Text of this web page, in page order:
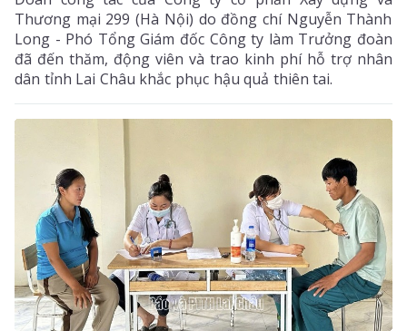
Thương mại 299 (Hà Nội) do đồng chí Nguyễn Thành
Long - Phó Tổng Giám đốc Công ty làm Trưởng đoàn
đã đến thăm, động viên và trao kinh phí hỗ trợ nhân
dân tỉnh Lai Châu khắc phục hậu quả thiên tai.